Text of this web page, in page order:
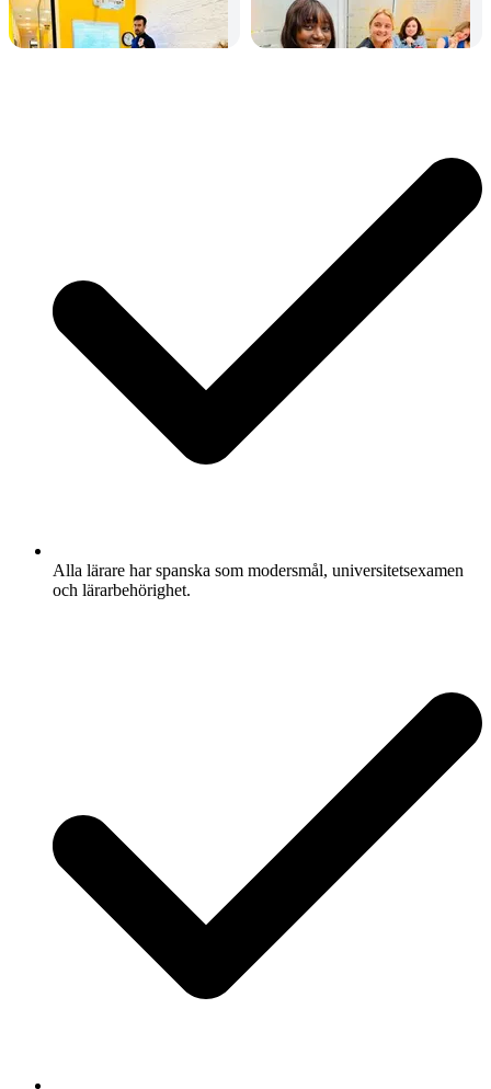
Alla lärare har spanska som modersmål, universitetsexamen
och lärarbehörighet.